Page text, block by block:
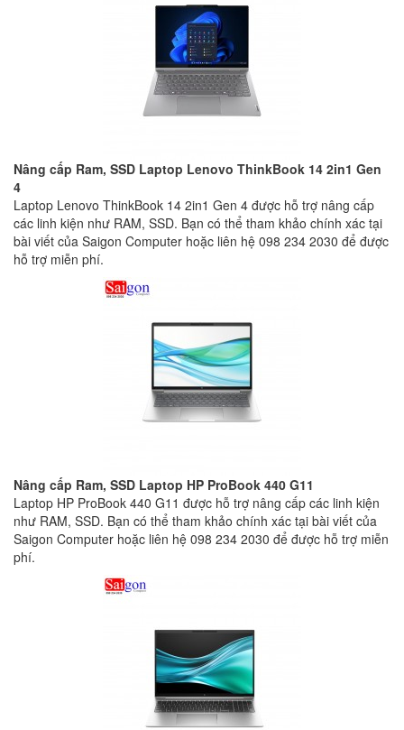
Nâng cấp Ram, SSD Laptop Lenovo ThinkBook 14 2in1 Gen
4
Laptop Lenovo ThinkBook 14 2in1 Gen 4 được hỗ trợ nâng cấp
các linh kiện như RAM, SSD. Bạn có thể tham khảo chính xác tại
bài viết của Saigon Computer hoặc liên hệ 098 234 2030 để được
hỗ trợ miễn phí.
Nâng cấp Ram, SSD Laptop HP ProBook 440 G11
Laptop HP ProBook 440 G11 được hỗ trợ nâng cấp các linh kiện
như RAM, SSD. Bạn có thể tham khảo chính xác tại bài viết của
Saigon Computer hoặc liên hệ 098 234 2030 để được hỗ trợ miễn
phí.